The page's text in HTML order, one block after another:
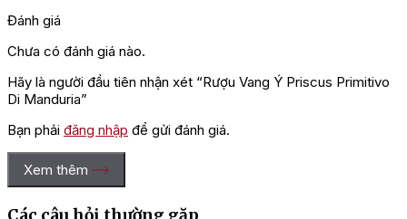
Đánh giá
Chưa có đánh giá nào.
Hãy là người đầu tiên nhận xét “Rượu Vang Ý Priscus Primitivo
Di Manduria”
Bạn phải đăng nhập để gửi đánh giá.
Xem thêm